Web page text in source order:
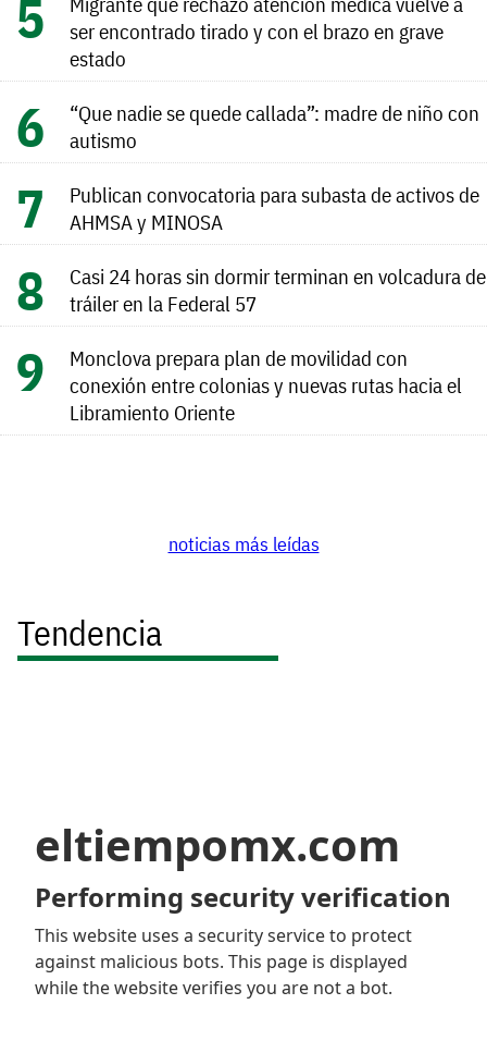
ser encontrado tirado y con el brazo en grave
estado
“Que nadie se quede callada”: madre de niño con
autismo
Publican convocatoria para subasta de activos de
AHMSA y MINOSA
Casi 24 horas sin dormir terminan en volcadura de
tráiler en la Federal 57
Monclova prepara plan de movilidad con
conexión entre colonias y nuevas rutas hacia el
Libramiento Oriente
noticias más leídas
Tendencia